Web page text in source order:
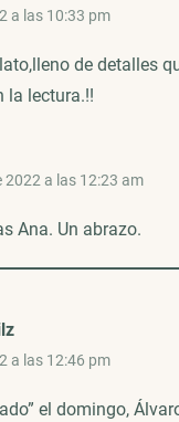
a las 10:33 pm
de detalles
la lectura.!!
2022 a las 12:23 am
Ana. Un abrazo.
a las 12:46 pm
el domingo,